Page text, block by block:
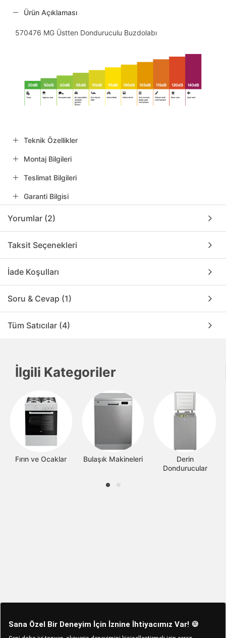
Ürün Açıklaması
570476 MG Üstten Donduruculu Buzdolabı
Teknik Özellikler
Montaj Bilgileri
Teslimat Bilgileri
Garanti Bilgisi
Yorumlar (2)
Taksit Seçenekleri
İade Koşulları
Soru & Cevap (1)
Tüm Satıcılar (4)
İlgili Kategoriler
Fırın ve Ocaklar Bulaşık Makineleri
Derin
Dondurucular